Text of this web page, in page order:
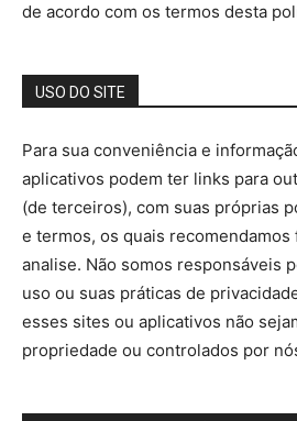
de acordo com os termos desta
USO DO SITE
Para sua conveniência e
aplicativos podem ter links para
(de terceiros), com suas próprias
e termos, os quais
analise. Não somos responsáveis
uso ou suas práticas de
esses sites ou aplicativos não
propriedade ou controlados por